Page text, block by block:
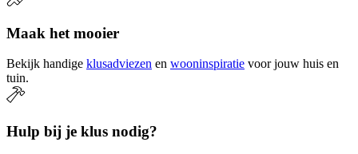
Maak het mooier
Bekijk handige klusadviezen en wooninspiratie voor jouw huis en
tuin.
Hulp bij je klus nodig?